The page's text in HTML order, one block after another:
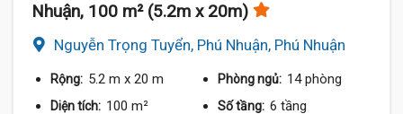
Nhuận, 100 m² (5.2m x 20m)
Nguyễn Trọng Tuyển, Phú Nhuận, Phú Nhuận
Rộng: 5.2 m x 20 m Phòng ngủ: 14 phòng
Diện tích: 100 m² Số tầng: 6 tầng